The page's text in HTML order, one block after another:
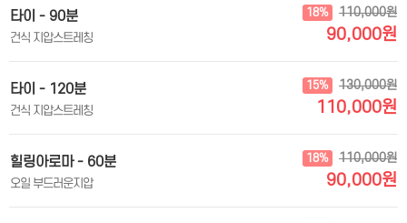
타이 - 90분
건식 지압스트레칭
110,000원
18%
90,000원
타이 - 120분
건식 지압스트레칭
130,000원
15%
110,000원
힐링아로마 - 60분
오일 부드러운지압
110,000원
18%
90,000원